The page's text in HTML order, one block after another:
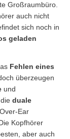
Großraumbüro.
auch nicht
sich noch in
geladen
Fehlen eines
überzeugen
und
duale
Ear
Kopfhörer
aber auch